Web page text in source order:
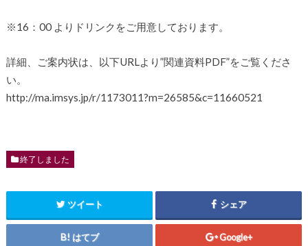
※16：00 よりドリンクをご用意しております。
詳細、ご案内状は、以下URLより”関連資料PDF”をご覧くださ
い。
http://ma.imsys.jp/r/1173011?m=26585&c=11660521
終了しました
ツイート シェア
はてブ Google+